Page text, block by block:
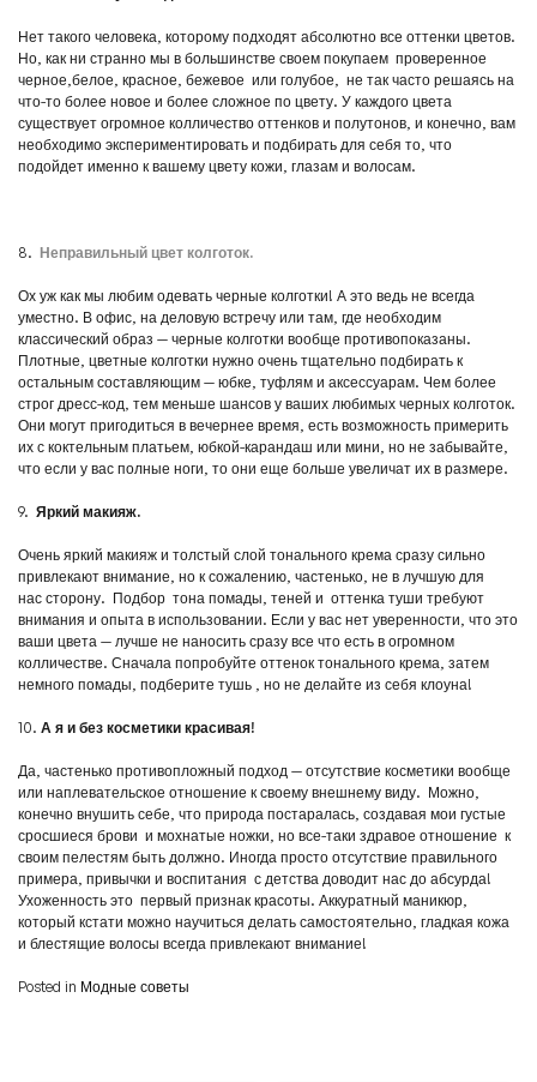
Нет такого человека, которому подходят абсолютно все оттенки цветов.
Но, как ни странно мы в большинстве своем покупаем проверенное
черное,белое, красное, бежевое или голубое, не так часто решаясь на
что-то более новое и более сложное по цвету. У каждого цвета
существует огромное колличество оттенков и полутонов, и конечно, вам
необходимо экспериментировать и подбирать для себя то, что
подойдет именно к вашему цвету кожи, глазам и волосам.
8. Неправильный цвет колготок.
Ох уж как мы любим одевать черные колготки! А это ведь не всегда
уместно. В офис, на деловую встречу или там, где необходим
классический образ — черные колготки вообще противопоказаны.
Плотные, цветные колготки нужно очень тщательно подбирать к
остальным составляющим — юбке, туфлям и аксессуарам. Чем более
строг дресс-код, тем меньше шансов у ваших любимых черных колготок.
Они могут пригодиться в вечернее время, есть возможность примерить
их с коктельным платьем, юбкой-карандаш или мини, но не забывайте,
что если у вас полные ноги, то они еще больше увеличат их в размере.
9. Яркий макияж.
Очень яркий макияж и толстый слой тонального крема сразу сильно
привлекают внимание, но к сожалению, частенько, не в лучшую для
нас сторону. Подбор тона помады, теней и оттенка туши требуют
внимания и опыта в использовании. Если у вас нет уверенности, что это
ваши цвета — лучше не наносить сразу все что есть в огромном
колличестве. Сначала попробуйте оттенок тонального крема, затем
немного помады, подберите тушь , но не делайте из себя клоуна!
10. А я и без косметики красивая!
Да, частенько противопложный подход — отсутствие косметики вообще
или наплевательское отношение к своему внешнему виду. Можно,
конечно внушить себе, что природа постаралась, создавая мои густые
сросшиеся брови и мохнатые ножки, но все-таки здравое отношение к
своим пелестям быть должно. Иногда просто отсутствие правильного
примера, привычки и воспитания с детства доводит нас до абсурда!
Ухоженность это первый признак красоты. Аккуратный маникюр,
который кстати можно научиться делать самостоятельно, гладкая кожа
и блестящие волосы всегда привлекают внимание!
Posted in Модные советы